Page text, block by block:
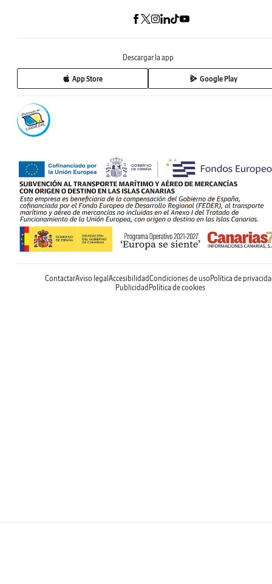
Descargar la app
App Store Google Play
ContactarAviso legal AccesibilidadCondiciones de uso Política de
Publicidad Política de cookies